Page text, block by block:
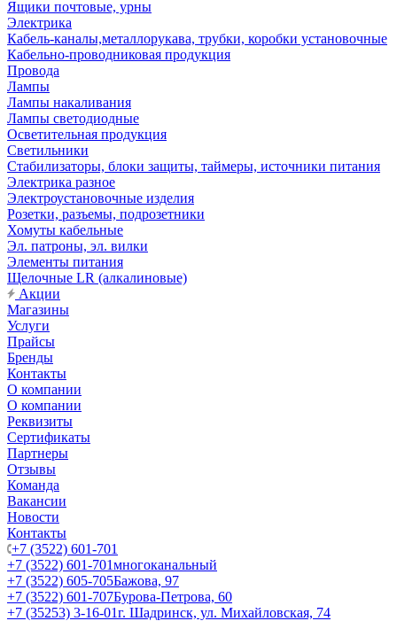
Ящики почтовые, урны
Электрика
Кабель-каналы,металлорукава, трубки, коробки установочные
Кабельно-проводниковая продукция
Провода
Лампы
Лампы накаливания
Лампы светодиодные
Осветительная продукция
Светильники
Стабилизаторы, блоки защиты, таймеры, источники питания
Электрика разное
Электроустановочные изделия
Розетки, разъемы, подрозетники
Хомуты кабельные
Эл. патроны, эл. вилки
Элементы питания
Щелочные LR (алкалиновые)
Акции
Магазины
Услуги
Прайсы
Бренды
Контакты
О компании
О компании
Реквизиты
Сертификаты
Партнеры
Отзывы
Команда
Вакансии
Новости
Контакты
+7 (3522) 601-701
+7 (3522) 601-701многоканальный
+7 (3522) 605-705Бажова, 97
+7 (3522) 601-707Бурова-Петрова, 60
+7 (35253) 3-16-01г. Шадринск, ул. Михайловская, 74